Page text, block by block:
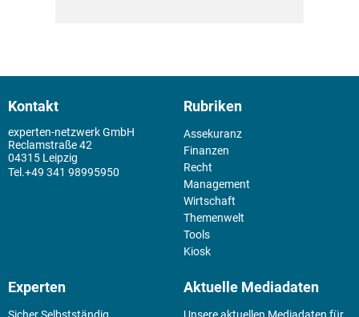
Kontakt
experten-netzwerk GmbH
Reclamstraße 42
04315 Leipzig
+49 341 98995950
Rubriken
Assekuranz
Finanzen
Recht
Management
Wirtschaft
Themenwelt
Tools
Kiosk
Experten
Sicher Selbstständig
Aktuelle Mediadaten
Unsere aktuellen Mediadaten für